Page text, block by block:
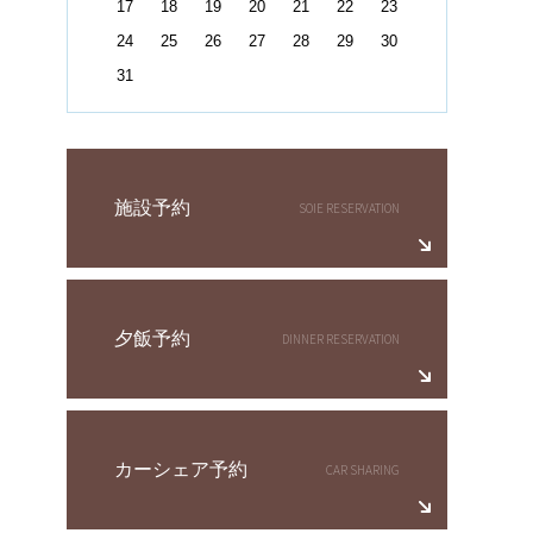
17 18 19 20 21 22
23
24
25 26 27 28 29
30
31
施設予約
夕飯予約
カーシェア予約